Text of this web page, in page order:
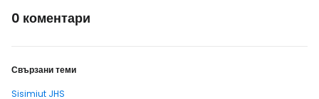
0 коментари
Свързани теми
Sisimiut JHS